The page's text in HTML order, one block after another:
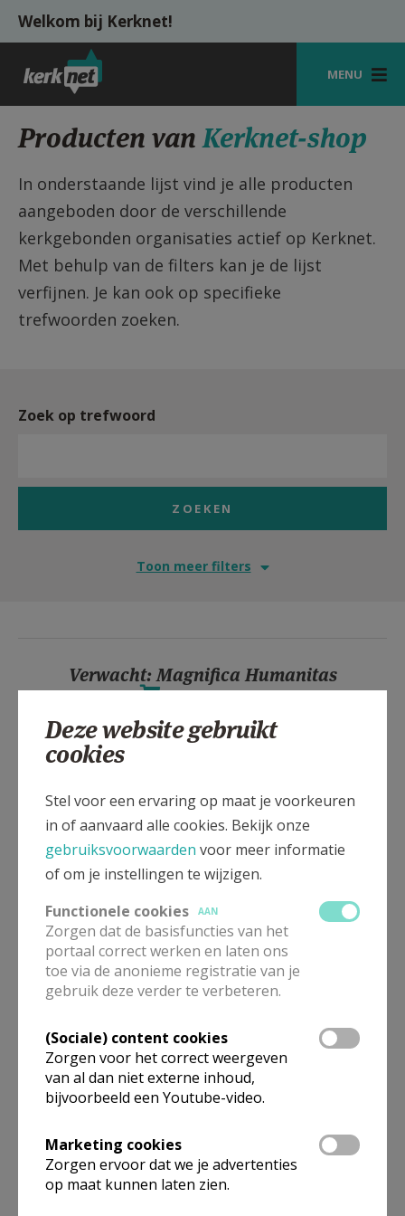
Overslaan en naar de inhoud gaan
Welkom bij Kerknet!
MENU
STARTPAGINA
VIERINGEN
SHOP
ZOEKEN
HULP
Producten vanKerknet-shop
In onderstaande lijst vind je alle producten
aangeboden door de verschillende
kerkgebonden organisaties actief op Kerknet.
Met behulp van de filters kan je de lijst
verfijnen. Je kan ook op specifieke
trefwoorden zoeken.
Zoek op trefwoord
Toon meer filters
Verwacht: Magnifica Humanitas
KERKNET-SHOP
Onder heidenen
Inferno
Leven met Jezus
KERKNET-SHOP
Dankretraite
Deze website gebruikt
cookies
Stel voor een ervaring op maat je voorkeuren
in of aanvaard alle cookies. Bekijk onze
gebruiksvoorwaarden voor meer informatie
of om je instellingen te wijzigen.
Functionele cookies
AAN
Zorgen dat de basisfuncties van het
portaal correct werken en laten ons
toe via de anonieme registratie van je
gebruik deze verder te verbeteren.
(Sociale) content cookies
Zorgen voor het correct weergeven
van al dan niet externe inhoud,
bijvoorbeeld een Youtube-video.
Marketing cookies
Zorgen ervoor dat we je advertenties
op maat kunnen laten zien.